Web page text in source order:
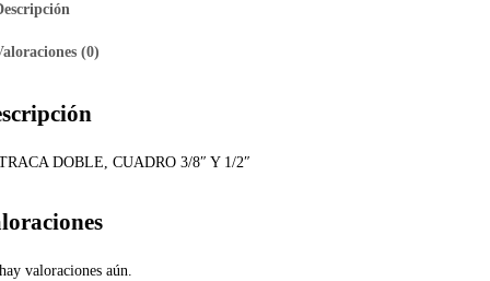
(0)
DOBLE, CUADRO 3/8″ Y 1/2″
valoraciones aún.